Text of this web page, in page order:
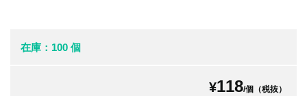
在庫：100 個
¥118/個（税抜）